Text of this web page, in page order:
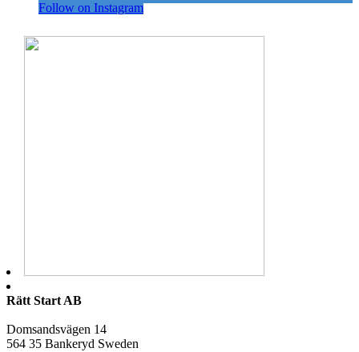
Follow on Instagram
Rätt Start AB
Domsandsvägen 14
564 35 Bankeryd Sweden